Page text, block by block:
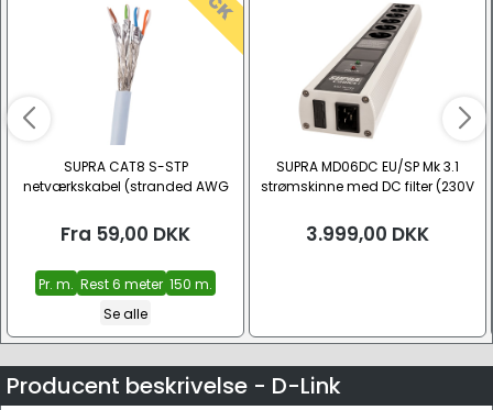
SUPRA CAT8 S-STP
netværkskabel (stranded AWG
Fra 59,00 DKK
Pr. m. Rest 6 meter 150 m.
Se alle
SUPRA MD06DC EU/SP Mk 3.1
strømskinne med DC filter (230V
3.999,00 DKK
Producent beskrivelse - D-Link